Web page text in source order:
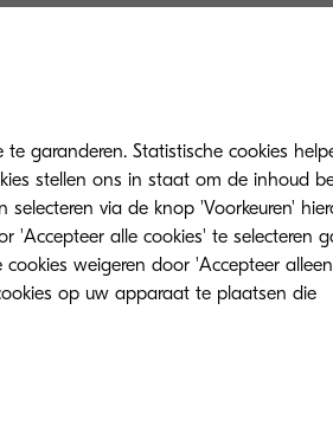
garanderen. Statistische cookies
stellen ons in staat om de inhoud
via de knop 'Voorkeuren'
'Accepteer alle cookies' te selecteren
weigeren door 'Accepteer alleen
op uw apparaat te plaatsen die